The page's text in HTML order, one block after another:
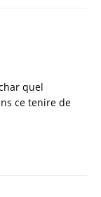
quel
ce tenire de